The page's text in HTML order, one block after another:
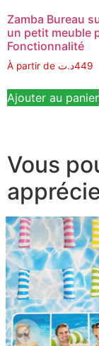
Zamba Bureau
un petit meuble
Fonctionnalité
À partir de 449د.ت
Ajouter au panier
Vous